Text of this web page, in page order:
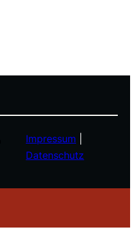
Impressum
Datenschutz